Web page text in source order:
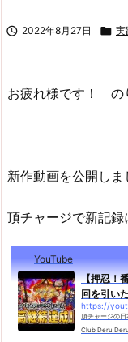
 2022年8月27日  実
お疲れ様です！ の
新作動画を公開しま
頂チャージで新記
YouTube
【押忍！
回を引い
https://
頂チャージの
Club Deru